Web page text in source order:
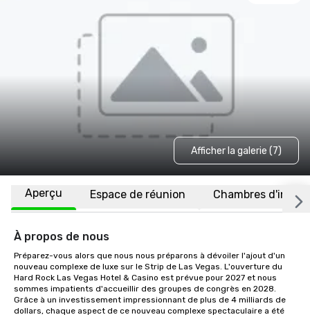
Afficher la galerie (7)
Aperçu Espace de réunion Chambres
À propos de nous
Préparez-vous alors que nous nous préparons à dévoiler l'ajout d'un
nouveau complexe de luxe sur le Strip de Las Vegas. L'ouverture du
Hard Rock Las Vegas Hotel & Casino est prévue pour 2027 et nous
sommes impatients d'accueillir des groupes de congrès en 2028.
Grâce à un investissement impressionnant de plus de 4 milliards de
dollars, chaque aspect de ce nouveau complexe spectaculaire a été